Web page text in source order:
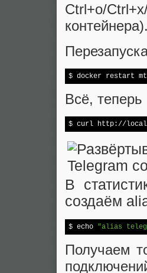
Ctrl+o/
$ docker restart
Всё,
$ curl http://
В
создаём
$ echo "alias
Получаем